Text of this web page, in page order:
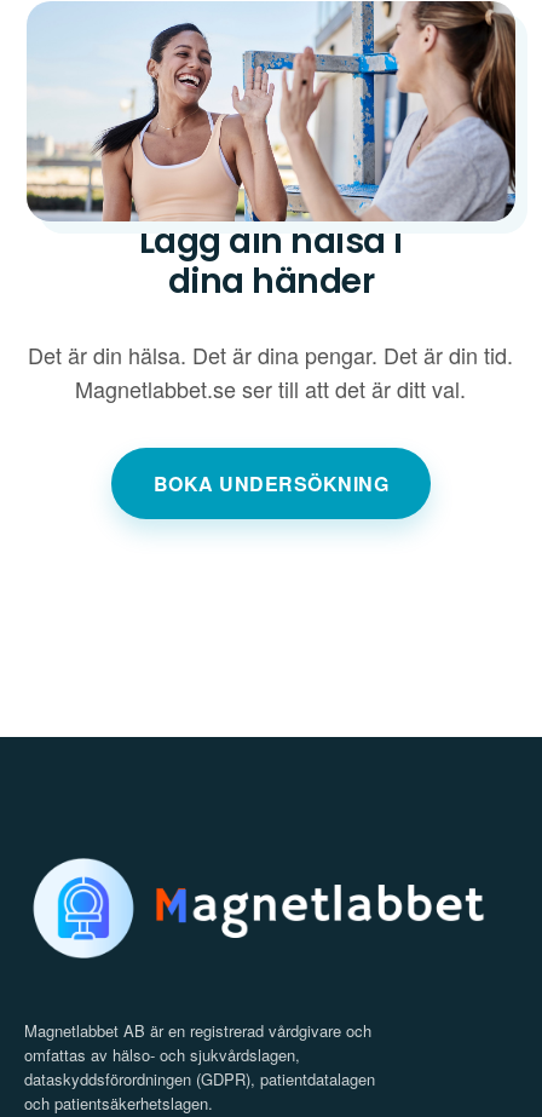
Lägg din hälsa i
dina händer
Det är din hälsa. Det är dina pengar. Det är din tid.
Magnetlabbet.se ser till att det är ditt val.
BOKA UNDERSÖKNING
Magnetlabbet AB är en registrerad vårdgivare och
omfattas av hälso- och sjukvårdslagen,
dataskyddsförordningen (GDPR), patientdatalagen
och patientsäkerhetslagen.